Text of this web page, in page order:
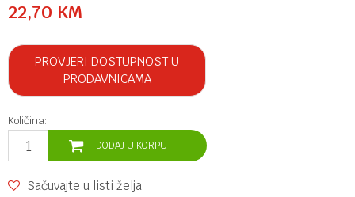
22,70 KM
PROVJERI DOSTUPNOST U
PRODAVNICAMA
Količina:
DODAJ U KORPU
Sačuvajte u listi želja